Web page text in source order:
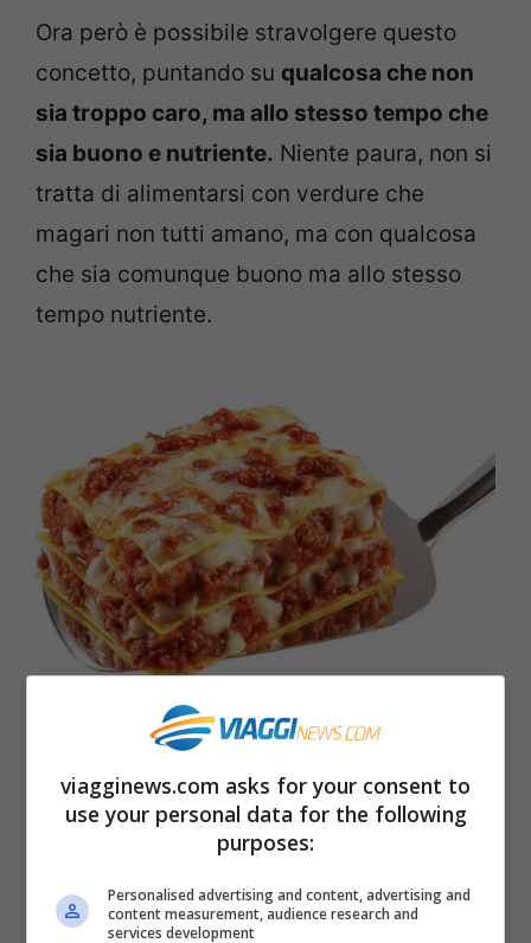
Ora però è possibile stravolgere questo
concetto, puntando su qualcosa che non
sia troppo caro, ma allo stesso tempo che
sia buono e nutriente. Niente paura, non si
tratta di alimentarsi con verdure che
magari non tutti amano, ma con qualcosa
che sia comunque buono ma allo stesso
tempo nutriente.
Viagginews.com
Questa è l’idea a cui ha pensatoItalylunch,
che ha scelto di sviluppare un’offerta
tra primi piatti, secondi, contorni e un
viagginews.com asks for your consent to
use your personal data for the following
purposes:
Personalised advertising and content, advertising and
content measurement, audience research and
services development